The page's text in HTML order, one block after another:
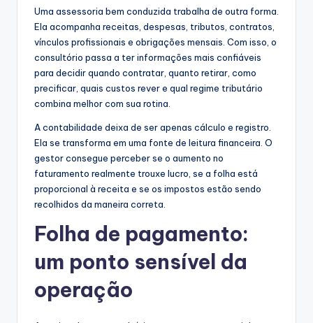
Uma assessoria bem conduzida trabalha de outra forma.
Ela acompanha receitas, despesas, tributos, contratos,
vínculos profissionais e obrigações mensais. Com isso, o
consultório passa a ter informações mais confiáveis
para decidir quando contratar, quanto retirar, como
precificar, quais custos rever e qual regime tributário
combina melhor com sua rotina.
A contabilidade deixa de ser apenas cálculo e registro.
Ela se transforma em uma fonte de leitura financeira. O
gestor consegue perceber se o aumento no
faturamento realmente trouxe lucro, se a folha está
proporcional à receita e se os impostos estão sendo
recolhidos da maneira correta.
Folha de pagamento:
um ponto sensível da
operação